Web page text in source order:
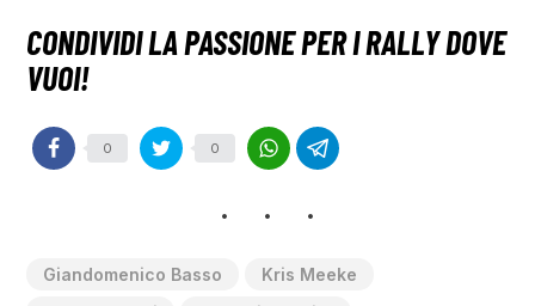
0 0
Giandomenico Basso
Kris Meeke